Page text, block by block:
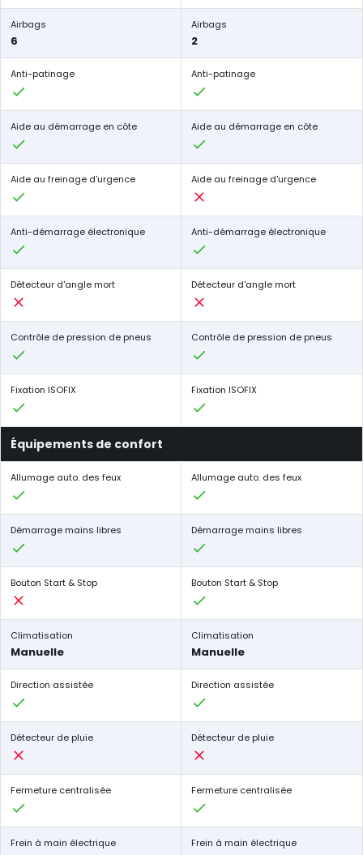
Airbags
6
Airbags
2
Anti-patinage Anti-patinage
Aide au démarrage en côte Aide au démarrage en côte
Aide au freinage d'urgence Aide au freinage d'urgence
Anti-démarrage électronique Anti-démarrage électronique
Détecteur d'angle mort Détecteur d'angle mort
Contrôle de pression de pneus Contrôle de pression de pneus
Fixation ISOFIX Fixation ISOFIX
Équipements de confort
Allumage auto. des feux Allumage auto. des feux
Démarrage mains libres Démarrage mains libres
Bouton Start & Stop Bouton Start & Stop
Climatisation
Manuelle
Climatisation
Manuelle
Direction assistée Direction assistée
Détecteur de pluie Détecteur de pluie
Fermeture centralisée Fermeture centralisée
Frein à main électrique Frein à main électrique